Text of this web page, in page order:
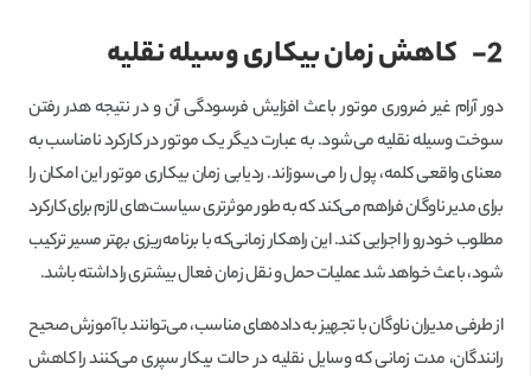
2- کاهش زمان بیکاری وسیله نقلیه
دور آرام غیر ضروری موتور باعث افزایش فرسودگی آن و در نتیجه هدر رفتن
سوخت وسیله نقلیه می‌شود. به عبارت دیگر یک موتور در کارکرد نامناسب به
معنای واقعی کلمه، پول را می‌سوزاند. ردیابی زمان بیکاری موتور این امکان را
برای مدیر ناوگان فراهم می‌کند که به طور موثرتری سیاست‌های لازم برای کارکرد
مطلوب خودرو را اجرایی کند. این راهکار زمانی‌که با برنامه‌ریزی بهتر مسیر ترکیب
شود، باعث خواهد شد عملیات حمل و نقل زمان فعال بیشتری را داشته باشد.
از طرفی مدیران ناوگان با تجهیز به داده‌های مناسب، می‌توانند با آموزش صحیح
رانندگان، مدت زمانی که وسایل نقلیه در حالت بیکار سپری می‌کنند را کاهش